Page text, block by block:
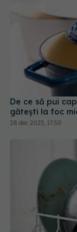
De ce să pui
gătești la foc
28 dec 2025, 17:50